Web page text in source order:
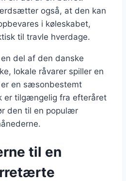
også, at den kan
i køleskabet,
til travle hverdage.
del af den danske
lokale råvarer spiller en
en sæsonbestemt
er tilgængelig fra efteråret
den til en populær
til en